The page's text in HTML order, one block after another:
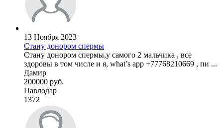
13 Ноября 2023
Стану донором спермы
Стану донором спермы,у самого 2 мальчика , все
здоровы в том числе и я, what’s app +77768210669 , пи ...
Дамир
200000 руб.
Павлодар
1372